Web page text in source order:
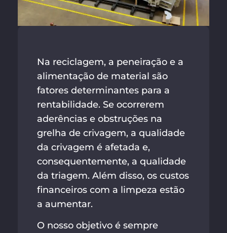
Na reciclagem, a peneiração e a
alimentação de material são
fatores determinantes para a
rentabilidade. Se ocorrerem
aderências e obstruções na
grelha de crivagem, a qualidade
da crivagem é afetada e,
consequentemente, a qualidade
da triagem. Além disso, os custos
financeiros com a limpeza estão
a aumentar.
O nosso objetivo é sempre